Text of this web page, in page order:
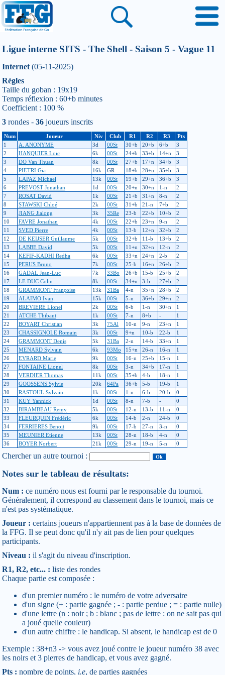
Ligue interne SITS - The Shell - Saison 5 - Vague 11
Internet (05-11-2025)
Règles
Taille du goban : 19x19
Temps réflexion : 60+b minutes
Coefficient : 100 %
3 rondes - 36 joueurs inscrits
Num Joueur Niv Club R1 R2 R3
Pts
1
A. ANONYME 3d 00St 30+b 20+b 6+b
3
2
HANQUIER Loïc 6k 00St 24+b 33+b 14+n
3
3
DO Van Thuan 8k 00St 27+b 17+n 34+b
3
4
PIETRI Gia 16k GR 18+b 28+n 35+b
3
5
LAPAZ Michael 13k 00St 19+b 29+n 36+b
3
6
PREVOST Jonathan 1d 00St 20+n 30+n 1-n
2
7
ROSAT David 1k 00St 21+b 31+n 8-n
2
8
STAWSKI Chloé 2k 00St 31+b 21-n 7+b
2
9
JIANG Jialong 3k 35Re 23-b 22+b 10+b
2
10
FAVRE Jonathan 4k 00St 22+b 23+n 9-n
2
11
SVED Pierre 4k 00St 13-b 12+n 32+b
2
12
DE KEIJSER Guillaume 5k 00St 32+b 11-b 13+b
2
13
LABBE David 5k 00St 11+n 32+n 12-n
2
14
KEFIF-KADHI Redha 6k 00St 33+n 24+n 2-b
2
15
PERUS Bruno 7k 00St 25-b 16+n 26+b
2
16
GADAL Jean-Luc 7k 33Bo 26+b 15-b 25+b
2
17
LE DUC Colin 8k 00St 34+n 3-b 27+b
2
18
GRAMMONT Françoise 13k 31Ba 4-n 35+n 28+b
2
19
ALAIMO Ivan 15k 00St 5-n 36+b 29+n
2
20
BREVIERE Lionel 2k 00St 6-b 1-n 30+n
1
21
ATCHE Thibaut 1k 00St 7-n 8+b -
1
22
BOYART Christian 3k 75Al 10-n 9-n 23+n
1
23
CHASSIGNOLE Romain 3k 00St 9+n 10-b 22-b
1
24
GRAMMONT Denis 5k 31Ba 2-n 14-b 33+n
1
25
MENARD Sylvain 6k 93Mo 15+n 26-n 16-n
1
26
EVRARD Marie 9k 00St 16-n 25+b 15-n
1
27
FONTAINE Lionel 8k 00St 3-n 34+b 17-n
1
28
VERDIER Thomas 11k 00St 35+b 4-b 18-n
1
29
GOOSSENS Sylvie 20k 64Pa 36+b 5-b 19-b
1
30
RASTOUL Sylvain 1k 00St 1-n 6-b 20-b
0
31
KUY Yannick 1d 00St 8-n 7-b -
0
32
BIRAMBEAU Remy 5k 00St 12-n 13-b 11-n
0
33
FLEURQUIN Frédéric 6k 00St 14-b 2-n 24-b
0
34
FERRIERES Benoit 9k 00St 17-b 27-n 3-n
0
35
MEUNIER Etienne 13k 00St 28-n 18-b 4-n
0
36
BOYER Norbert 21k 00St 29-n 19-n 5-n 0
Chercher un autre tournoi :
Notes sur le tableau de résultats:
Num : ce numéro nous est fourni par le responsable du tournoi.
Généralement, il correspond au classement dans le tournoi, mais ce
n'est pas systématique.
Joueur : certains joueurs n'appartiennent pas à la base de données de
la FFG. Il se peut donc qu'il n'y ait pas de lien pour quelques
participants.
Niveau : il s'agit du niveau d'inscription.
R1, R2, etc... : liste des rondes
Chaque partie est composée :
d'un premier numéro : le numéro de votre adversaire
d'un signe (+ : partie gagnée ; - : partie perdue ; = : partie nulle)
d'une lettre (n : noir ; b : blanc ; pas de lettre : on ne sait pas qui
a joué quelle couleur)
d'un autre chiffre : le handicap. Si absent, le handicap est de 0
Exemple : 38+n3 -> vous avez joué contre le joueur numéro 38 avec
les noirs et 3 pierres de handicap, et vous avez gagné.
Pts : nombre de points, i.e, de parties gagnées